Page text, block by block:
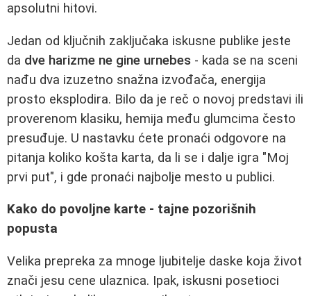
apsolutni hitovi.
Jedan od ključnih zaključaka iskusne publike jeste
da dve harizme ne gine urnebes - kada se na sceni
nađu dva izuzetno snažna izvođača, energija
prosto eksplodira. Bilo da je reč o novoj predstavi ili
proverenom klasiku, hemija među glumcima često
presuđuje. U nastavku ćete pronaći odgovore na
pitanja koliko košta karta, da li se i dalje igra "Moj
prvi put", i gde pronaći najbolje mesto u publici.
Kako do povoljne karte - tajne pozorišnih
popusta
Velika prepreka za mnoge ljubitelje daske koja život
znači jesu cene ulaznica. Ipak, iskusni posetioci